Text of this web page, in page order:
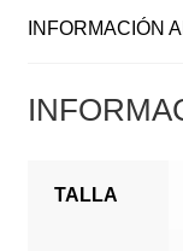
INFORMACIÓN
TALLA